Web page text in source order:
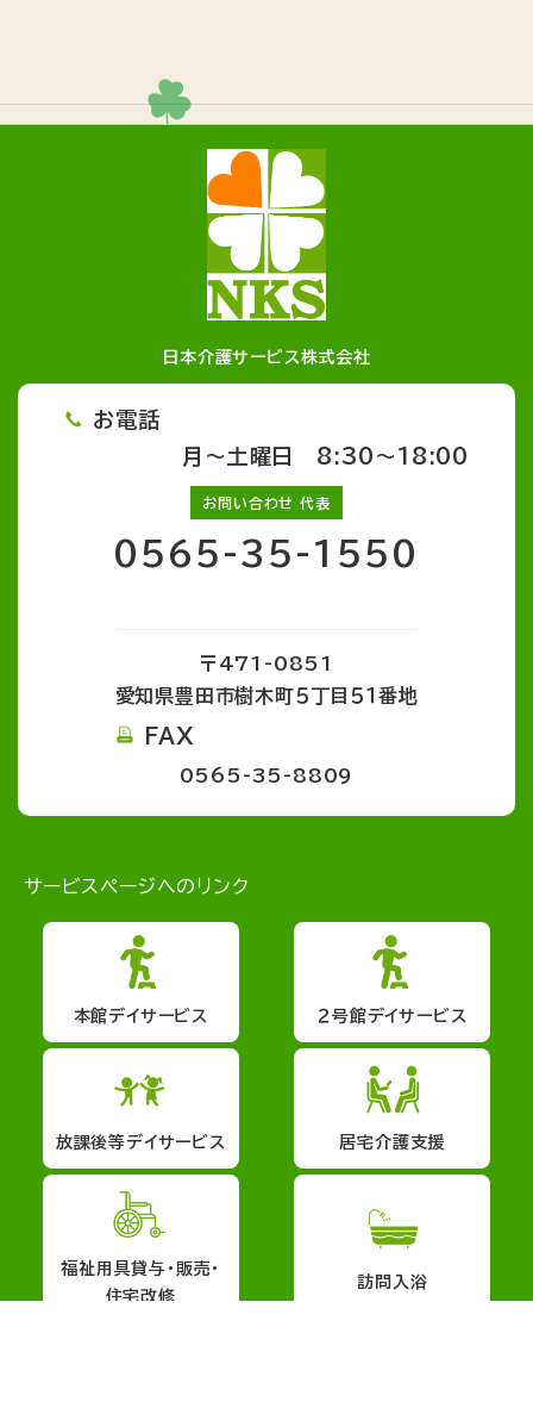
日本介護サービス株式会社
お電話
月～土曜日 8:30～18:00
お問い合わせ 代表
0565-35-1550
〒471-0851
愛知県豊田市樹木町５丁目５１番地
FAX
0565-35-8809
サービスページへのリンク
本館デイサービス ２号館デイサービス
放課後等デイサービス 居宅介護支援
福祉用具貸与・販売・
住宅改修
訪問入浴